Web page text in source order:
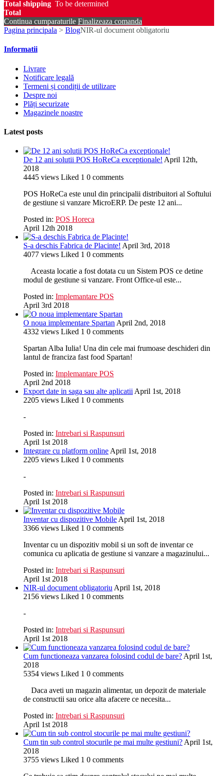
Total shipping To be determined
Total
Continua cumparaturile Finalizeaza comanda
Pagina principala > BlogNIR-ul document obligatoriu
Informatii
Livrare
Notificare legală
Termeni și condiții de utilizare
Despre noi
Plăți securizate
Magazinele noastre
Latest posts
De 12 ani solutii POS HoReCa exceptionale! April 12th,
2018
4445 views Liked 1 0 comments
POS HoReCa este unul din principalii distribuitori al Softului
de gestiune si vanzare MicroERP. De peste 12 ani...
Posted in: POS Horeca
April 12th 2018
S-a deschis Fabrica de Placinte! April 3rd, 2018
4077 views Liked 1 0 comments
Aceasta locatie a fost dotata cu un Sistem POS ce detine
modul de gestiune si vanzare. Front Office-ul este...
Posted in: Implemantare POS
April 3rd 2018
O noua implementare Spartan April 2nd, 2018
4332 views Liked 1 0 comments
Spartan Alba Iulia! Una din cele mai frumoase deschideri din
lantul de franciza fast food Spartan!
Posted in: Implemantare POS
April 2nd 2018
Export date in saga sau alte aplicatii April 1st, 2018
2205 views Liked 1 0 comments
-
Posted in: Intrebari si Raspunsuri
April 1st 2018
Integrare cu platform online April 1st, 2018
2205 views Liked 1 0 comments
-
Posted in: Intrebari si Raspunsuri
April 1st 2018
Inventar cu dispozitive Mobile April 1st, 2018
3366 views Liked 1 0 comments
Inventar cu un dispozitiv mobil si un soft de inventar ce
comunica cu aplicatia de gestiune si vanzare a magazinului...
Posted in: Intrebari si Raspunsuri
April 1st 2018
NIR-ul document obligatoriu April 1st, 2018
2156 views Liked 1 0 comments
-
Posted in: Intrebari si Raspunsuri
April 1st 2018
Cum functioneaza vanzarea folosind codul de bare? April 1st,
2018
5354 views Liked 1 0 comments
Daca aveti un magazin alimentar, un depozit de materiale
de constructii sau orice alta afacere ce necesita...
Posted in: Intrebari si Raspunsuri
April 1st 2018
Cum tin sub control stocurile pe mai multe gestiuni? April 1st,
2018
3755 views Liked 1 0 comments